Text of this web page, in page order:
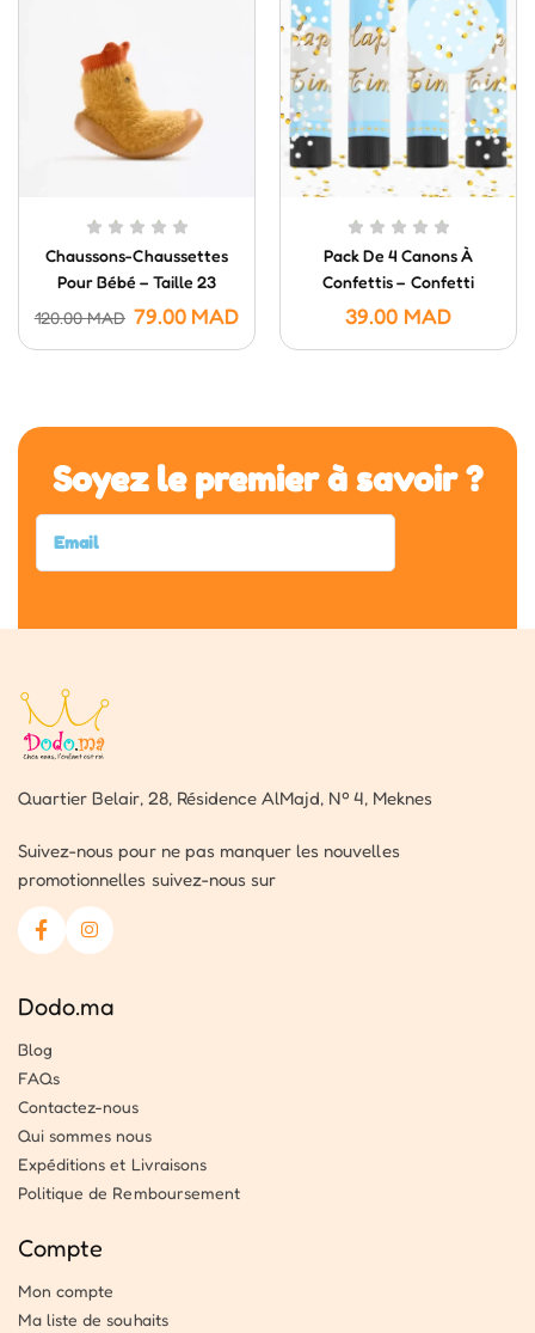
Chaussons-Chaussettes
Pour Bébé – Taille 23
120.00MAD 79.00 MAD
Pack De 4 Canons À
Confettis – Confetti
Poppers (20 Cm)
39.00 MAD
Soyez le premier à savoir ?
Quartier Belair, 28, Résidence AlMajd, Nº 4, Meknes
Suivez-nous pour ne pas manquer les nouvelles
promotionnelles suivez-nous sur
Dodo.ma
Blog
FAQs
Contactez-nous
Qui sommes nous
Expéditions et Livraisons
Politique de Remboursement
Compte
Mon compte
Ma liste de souhaits